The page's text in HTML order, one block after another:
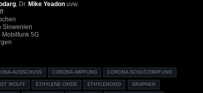
, Dr. Mike Yeadonuvw.
Slowenien
Mobilfunk 5G
AUSSCHUSS CORONA-IMPFUNG CORONA-SCHUTZIMPFUNG
WOLFF ETHYLENE OXIDE ETHYLENOXID GRAPHEN